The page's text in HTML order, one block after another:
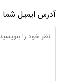
آدرس ایمیل